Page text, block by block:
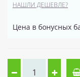
НАШЛИ ДЕШЕВЛЕ?
Цена в бонусных